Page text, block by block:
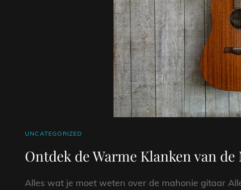
CAT
UNCATEGORIZED
Ontdek de Warme Klanken van
Alles wat je moet weten over de mahonie gitaar